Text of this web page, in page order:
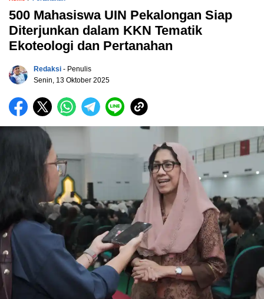
500 Mahasiswa UIN Pekalongan Siap
Diterjunkan dalam KKN Tematik
Ekoteologi dan Pertanahan
Redaksi - Penulis
Senin, 13 Oktober 2025